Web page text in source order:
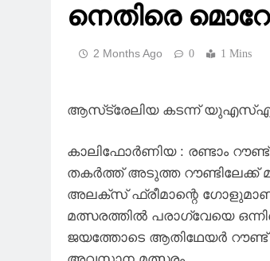
നെതിരെ
2 Months Ago 0 1 Mins
ആസ്‌ട്രേലിയ കടന്ന് യുഎസ്എ ;
കാലിഫോർണിയ : രണ്ടാം
തകർത്ത് അടുത്ത
അലക്സ് ഫ്രീമാന്റെ
മത്സരത്തിൽ പരാഗ്വേയെ
ജയത്തോടെ ആതിഥേയർ റൗണ്ട്